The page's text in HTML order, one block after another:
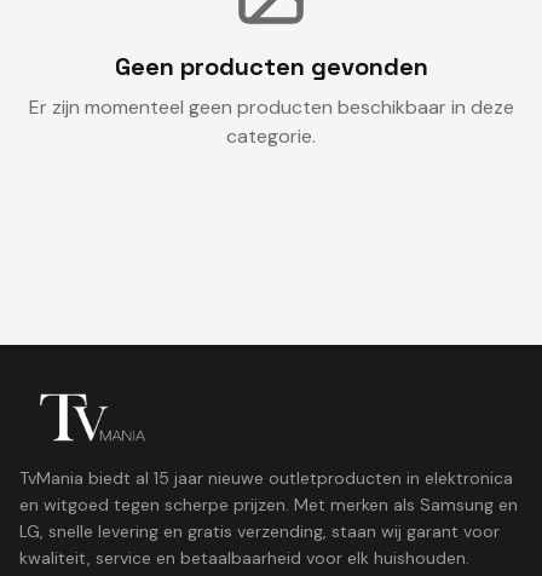
Geen producten gevonden
Er zijn momenteel geen producten beschikbaar in deze
categorie.
TvMania biedt al 15 jaar nieuwe outletproducten in elektronica
en witgoed tegen scherpe prijzen. Met merken als Samsung en
LG, snelle levering en gratis verzending, staan wij garant voor
kwaliteit, service en betaalbaarheid voor elk huishouden.